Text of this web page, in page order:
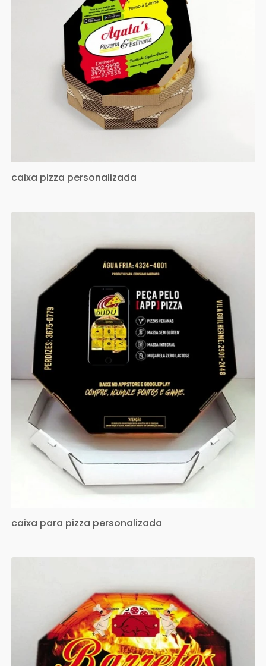
caixa pizza personalizada
caixa para pizza personalizada